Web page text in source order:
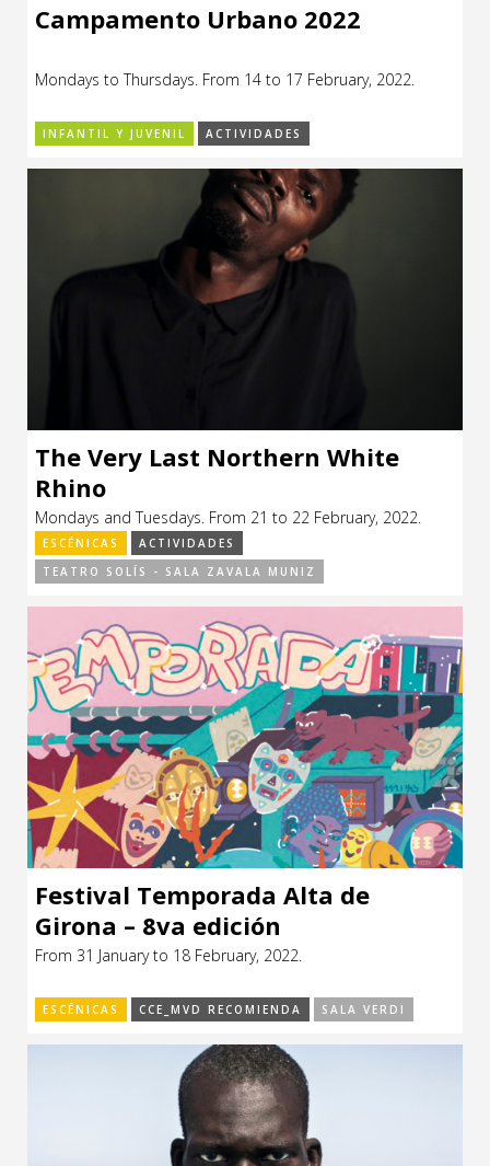
Campamento Urbano 2022
Mondays to Thursdays. From 14 to 17 February, 2022.
INFANTIL Y JUVENIL ACTIVIDADES
The Very Last Northern White
Rhino
Mondays and Tuesdays. From 21 to 22 February, 2022.
ESCÉNICAS
ACTIVIDADES
TEATRO SOLÍS - SALA ZAVALA MUNIZ
Festival Temporada Alta de
Girona – 8va edición
From 31 January to 18 February, 2022.
ESCÉNICAS CCE_MVD RECOMIENDA SALA VERDI